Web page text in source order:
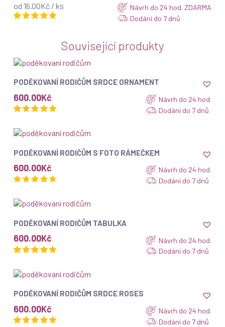
od 16.00Kč / ks
Návrh do 24 hod. ZDARMA
Dodání do 7 dnů
Související produkty
ZOBRAZIT
PODĚKOVANÍ RODIČŮM SRDCE ORNAMENT
600.00Kč
Návrh do 24 hod.
Dodání do 7 dnů
ZOBRAZIT
PODĚKOVANÍ RODIČŮM S FOTO RÁMEČKEM
600.00Kč
Návrh do 24 hod.
Dodání do 7 dnů
ZOBRAZIT
PODĚKOVANÍ RODIČŮM TABULKA
600.00Kč
Návrh do 24 hod.
Dodání do 7 dnů
ZOBRAZIT
PODĚKOVANÍ RODIČŮM SRDCE ROSES
600.00Kč
Návrh do 24 hod.
Dodání do 7 dnů